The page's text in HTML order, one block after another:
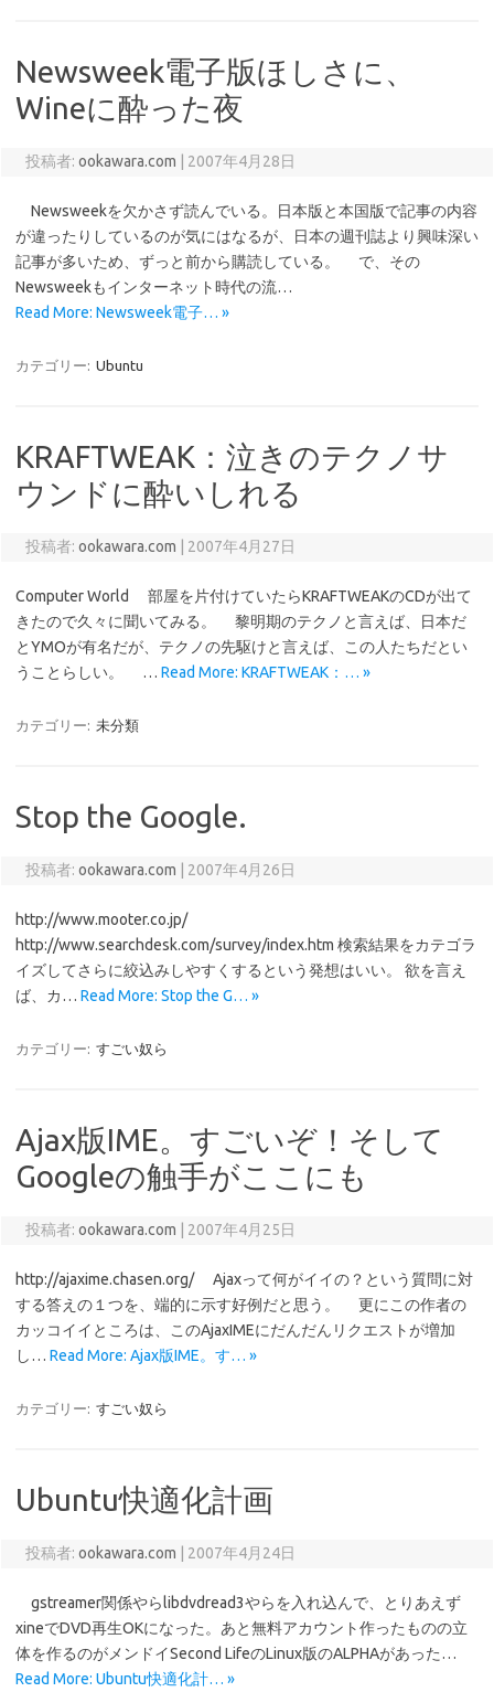
Newsweek電子版ほしさに、
Wineに酔った夜
投稿者: ookawara.com 2007年4月28日
Newsweekを欠かさず読んでいる。日本版と本国版で記事の内容
が違ったりしているのが気にはなるが、日本の週刊誌より興味深い
記事が多いため、ずっと前から購読している。 で、その
Newsweekもインターネット時代の流…
Read More: Newsweek電子… »
カテゴリー: Ubuntu
KRAFTWEAK：泣きのテクノサ
ウンドに酔いしれる
投稿者: ookawara.com 2007年4月27日
Computer World 部屋を片付けていたらKRAFTWEAKのCDが出て
きたので久々に聞いてみる。 黎明期のテクノと言えば、日本だ
とYMOが有名だが、テクノの先駆けと言えば、この人たちだとい
うことらしい。 … Read More: KRAFTWEAK：… »
カテゴリー: 未分類
Stop the Google.
投稿者: ookawara.com 2007年4月26日
http://www.mooter.co.jp/
http://www.searchdesk.com/survey/index.htm 検索結果をカテゴラ
イズしてさらに絞込みしやすくするという発想はいい。 欲を言え
ば、カ… Read More: Stop the G… »
カテゴリー: すごい奴ら
Ajax版IME。すごいぞ！そして
Googleの触手がここにも
投稿者: ookawara.com 2007年4月25日
http://ajaxime.chasen.org/ Ajaxって何がイイの？という質問に対
する答えの１つを、端的に示す好例だと思う。 更にこの作者の
カッコイイところは、このAjaxIMEにだんだんリクエストが増加
し… Read More: Ajax版IME。す… »
カテゴリー: すごい奴ら
Ubuntu快適化計画
投稿者: ookawara.com 2007年4月24日
gstreamer関係やらlibdvdread3やらを入れ込んで、とりあえず
xineでDVD再生OKになった。あと無料アカウント作ったものの立
体を作るのがメンドイSecond LifeのLinux版のALPHAがあった…
Read More: Ubuntu快適化計… »